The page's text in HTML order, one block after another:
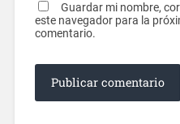
Guardar mi nombre,
este navegador para la
comentario.